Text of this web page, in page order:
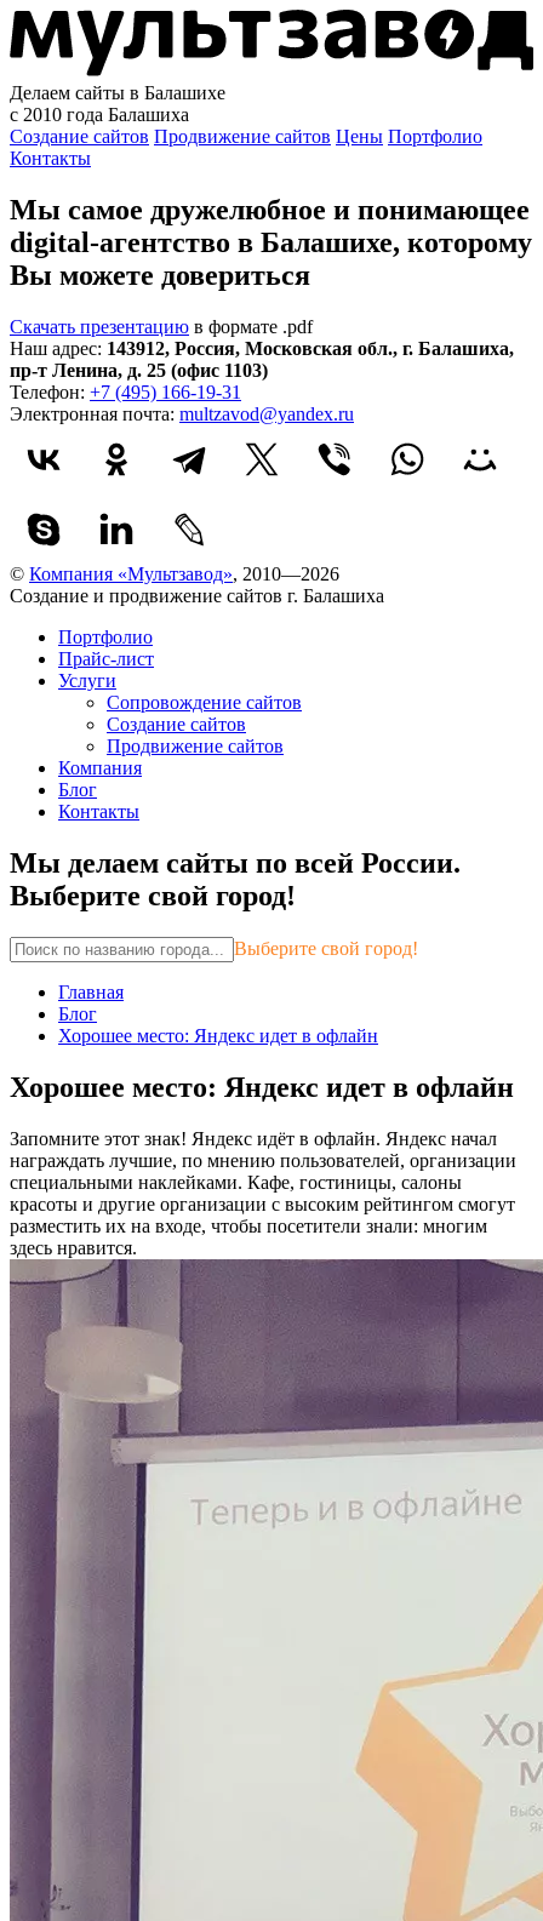
Делаем сайты в Балашихе
с 2010 года Балашиха
Создание сайтов Продвижение сайтов Цены Портфолио
Контакты
Мы самое дружелюбное и понимающее
digital-агентство в Балашихе, которому
Вы можете довериться
Скачать презентацию в формате .pdf
Наш адрес: 143912, Россия, Московская обл., г. Балашиха,
пр-т Ленина, д. 25 (офис 1103)
Телефон: +7 (495) 166-19-31
Электронная почта: multzavod@yandex.ru
© Компания «Мультзавод», 2010—2026
Создание и продвижение сайтов г. Балашиха
Портфолио
Прайс-лист
Услуги
Сопровождение сайтов
Создание сайтов
Продвижение сайтов
Компания
Блог
Контакты
Мы делаем сайты по всей России.
Выберите свой город!
Выберите свой город!
Главная
Блог
Хорошее место: Яндекс идет в офлайн
Хорошее место: Яндекс идет в офлайн
Запомните этот знак! Яндекс идёт в офлайн. Яндекс начал
награждать лучшие, по мнению пользователей, организации
специальными наклейками. Кафе, гостиницы, салоны
красоты и другие организации с высоким рейтингом смогут
разместить их на входе, чтобы посетители знали: многим
здесь нравится.